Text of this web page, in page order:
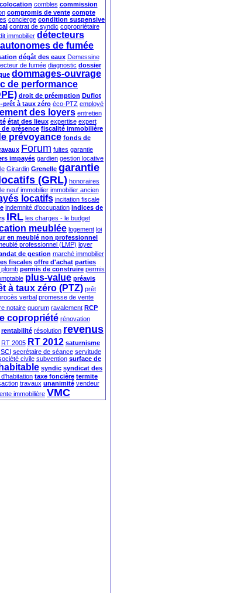
colocation combles commission
compromis de vente compte
concierge condition suspensive
contrat de syndic copropriétaire
immobilier détecteurs
de fumée
dégât des eaux Demessine
de fumée diagnostic dossier
dommages-ouvrage
de performance
droit de préemption Duflot
prêt à taux zéro éco-PTZ employé
des loyers entretien
état des lieux expertise expert
présence fiscalité immobilière
prévoyance fonds de
Forum fuites garantie
impayés gardien gestion locative
Girardin Grenelle garantie
(GRL) honoraires
neuf immobilier immobilier ancien
locatifs incitation fiscale
indemnité d'occupation indices de
IRL les charges - le budget
meublée logement loi
en meublé non professionnel
professionnel (LMP) loyer
de gestion marché immobilier
fiscales offre d'achat parties
permis de construire permis
plus-value préavis
à taux zéro (PTZ) prêt
verbal promesse de vente
notaire quorum ravalement RCP
copropriété rénovation
rentabilité résolution revenus
RT 2005 RT 2012 saturnisme
SCI secrétaire de séance servitude
civile subvention surface de
syndic syndicat des
taxe foncière termite
travaux unanimité vendeur
immobilière VMC